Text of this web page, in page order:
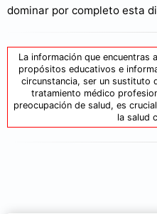
dominar por completo esta
La información que encuentras
propósitos educativos e
circunstancia, ser un sustituto
tratamiento médico
preocupación de salud, es
la salud